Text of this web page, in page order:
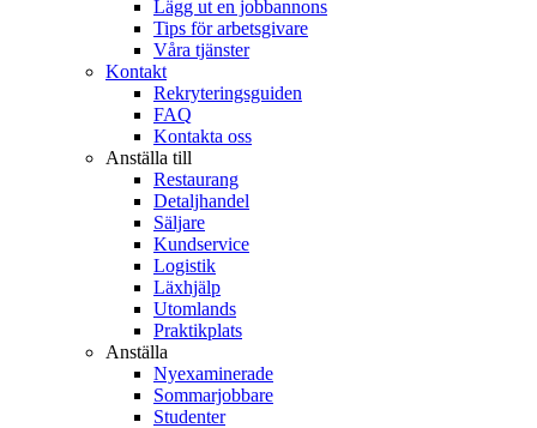
Lägg ut en jobbannons
Tips för arbetsgivare
Våra tjänster
Kontakt
Rekryteringsguiden
FAQ
Kontakta oss
Anställa till
Restaurang
Detaljhandel
Säljare
Kundservice
Logistik
Läxhjälp
Utomlands
Praktikplats
Anställa
Nyexaminerade
Sommarjobbare
Studenter